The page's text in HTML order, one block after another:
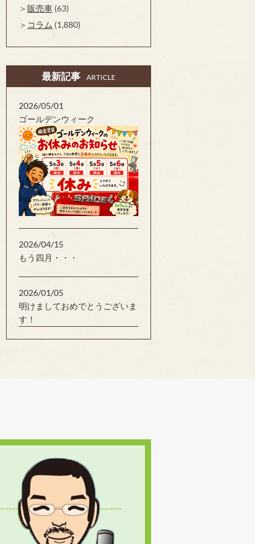
販売車 (63)
コラム (1,880)
最新記事 ARTICLE
2026/05/01
ゴールデンウィーク
2026/04/15
もう四月・・・
2026/01/05
明けましておめでとうございま
す！